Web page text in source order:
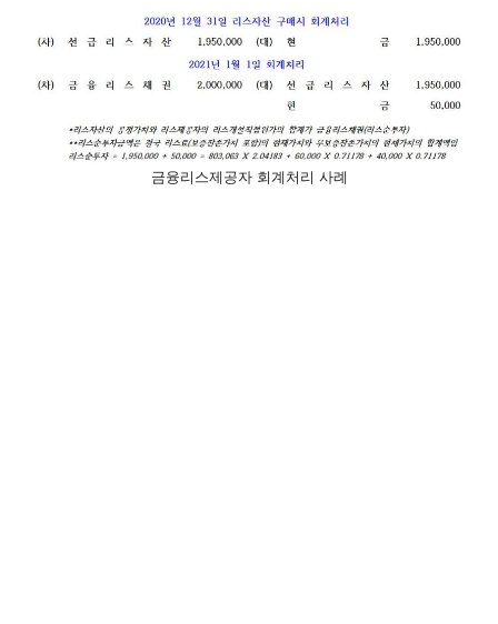
금융리스제공자 회계처리 사례